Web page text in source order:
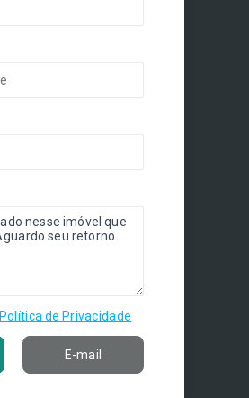
Política de Privacidade
E-mail